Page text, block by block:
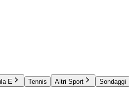
E Tennis Altri Sport Sondaggi